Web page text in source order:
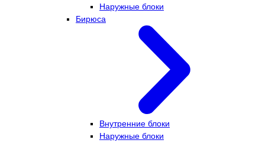
Наружные блоки
Бирюса
Внутренние блоки
Наружные блоки